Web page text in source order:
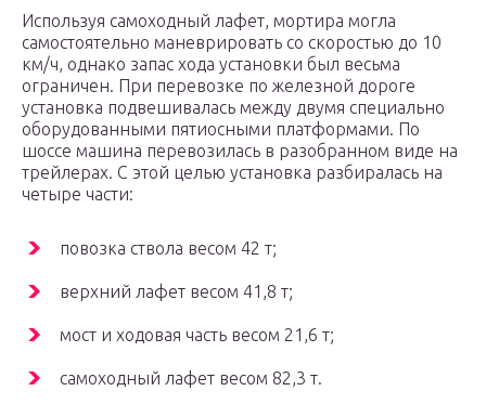
Используя самоходный лафет, мортира могла
самостоятельно маневрировать со скоростью до 10
км/ч, однако запас хода установки был весьма
ограничен. При перевозке по железной дороге
установка подвешивалась между двумя специально
оборудованными пятиосными платформами. По
шоссе машина перевозилась в разобранном виде на
трейлерах. С этой целью установка разбиралась на
четыре части:
повозка ствола весом 42 т;
верхний лафет весом 41,8 т;
мост и ходовая часть весом 21,6 т;
самоходный лафет весом 82,3 т.